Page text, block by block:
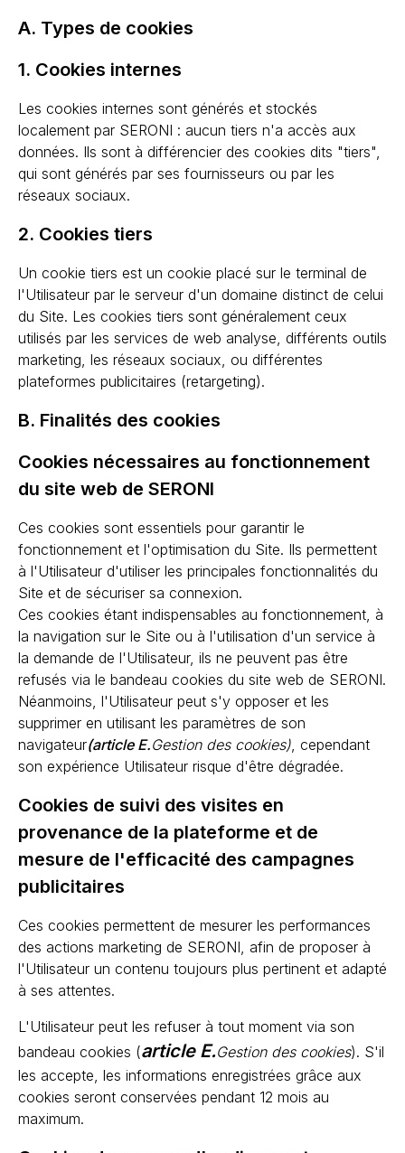
A. Types de cookies
1. Cookies internes
Les cookies internes sont générés et stockés
localement par SERONI : aucun tiers n'a accès aux
données. Ils sont à différencier des cookies dits "tiers",
qui sont générés par ses fournisseurs ou par les
réseaux sociaux.
2. Cookies tiers
Un cookie tiers est un cookie placé sur le terminal de
l'Utilisateur par le serveur d'un domaine distinct de celui
du Site. Les cookies tiers sont généralement ceux
utilisés par les services de web analyse, différents outils
marketing, les réseaux sociaux, ou différentes
plateformes publicitaires (retargeting).
B. Finalités des cookies
Cookies nécessaires au fonctionnement
du site web de SERONI
Ces cookies sont essentiels pour garantir le
fonctionnement et l'optimisation du Site. Ils permettent
à l'Utilisateur d'utiliser les principales fonctionnalités du
Site et de sécuriser sa connexion.
Ces cookies étant indispensables au fonctionnement, à
la navigation sur le Site ou à l'utilisation d'un service à
la demande de l'Utilisateur, ils ne peuvent pas être
refusés via le bandeau cookies du site web de SERONI.
Néanmoins, l'Utilisateur peut s'y opposer et les
supprimer en utilisant les paramètres de son
navigateur(article E.Gestion des cookies), cependant
son expérience Utilisateur risque d'être dégradée.
Cookies de suivi des visites en
provenance de la plateforme et de
mesure de l'efficacité des campagnes
publicitaires
Ces cookies permettent de mesurer les performances
des actions marketing de SERONI, afin de proposer à
l'Utilisateur un contenu toujours plus pertinent et adapté
à ses attentes.
L'Utilisateur peut les refuser à tout moment via son
bandeau cookies (article E.Gestion des cookies). S'il
les accepte, les informations enregistrées grâce aux
cookies seront conservées pendant 12 mois au
maximum.